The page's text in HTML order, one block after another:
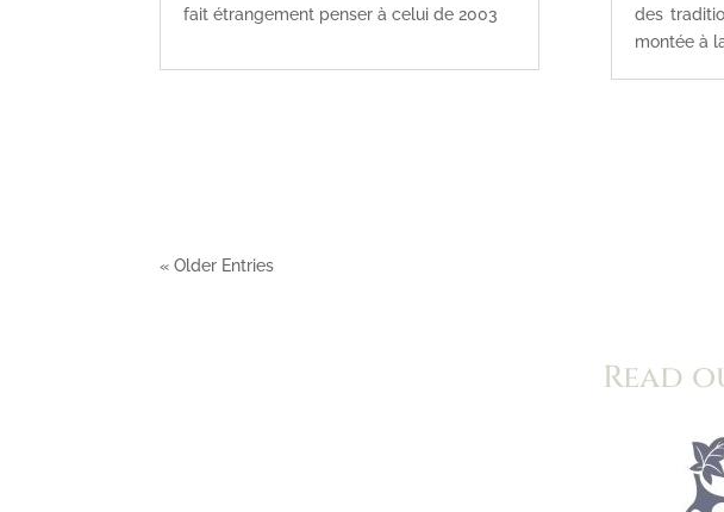
fait étrangement penser à celui de 2003
des
montée à
« Older Entries
Read